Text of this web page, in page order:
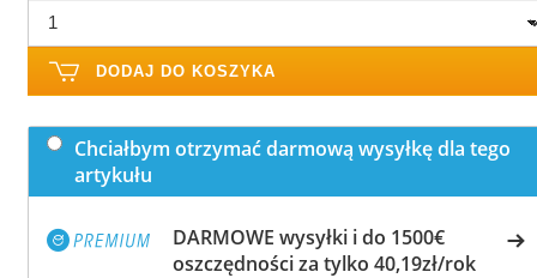
DODAJ DO KOSZYKA
Chciałbym otrzymać darmową wysyłkę dla tego
artykułu
DARMOWE wysyłki i do 1500€
oszczędności za tylko 40,19zł/rok